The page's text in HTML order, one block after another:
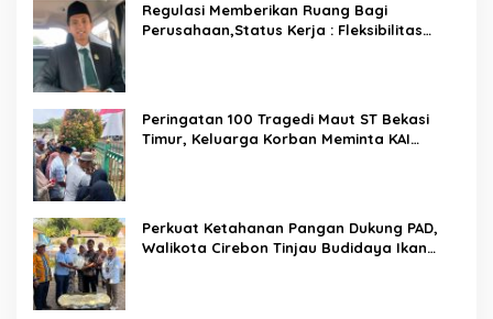
Regulasi Memberikan Ruang Bagi
Perusahaan,Status Kerja : Fleksibilitas
Peringatan 100 Tragedi Maut ST Bekasi
Timur, Keluarga Korban Meminta KAI
Perkuat Ketahanan Pangan Dukung PAD,
Walikota Cirebon Tinjau Budidaya Ikan